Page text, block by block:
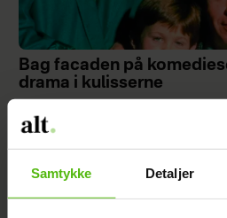
Samtykke Detaljer
Bag facaden på
drama i kulisserne